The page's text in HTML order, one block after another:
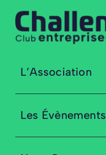
L’Association
Les Évènements